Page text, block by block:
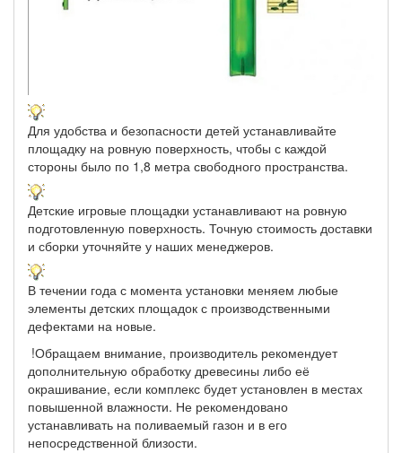
Для удобства и безопасности детей устанавливайте
площадку на ровную поверхность, чтобы с каждой
стороны было по 1,8 метра свободного пространства.
Детские игровые площадки устанавливают на ровную
подготовленную поверхность. Точную стоимость доставки
и сборки уточняйте у наших менеджеров.
В течении года с момента установки меняем любые
элементы детских площадок с производственными
дефектами на новые.
!Обращаем внимание, производитель рекомендует
дополнительную обработку древесины либо её
окрашивание, если комплекс будет установлен в местах
повышенной влажности. Не рекомендовано
устанавливать на поливаемый газон и в его
непосредственной близости.